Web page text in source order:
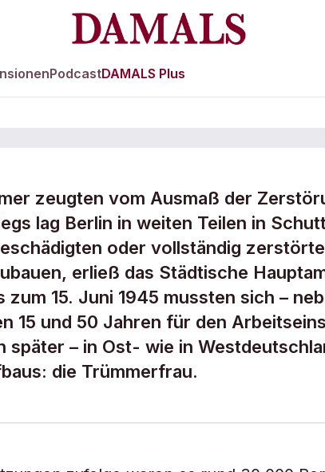
PodcastDAMALS Plus
zeugten vom Ausmaß der
lag Berlin in weiten Teilen in
oder vollständig
erließ das Städtische
15. Juni 1945 mussten sich –
15 und 50 Jahren für den
– in Ost- wie in
die Trümmerfrau.